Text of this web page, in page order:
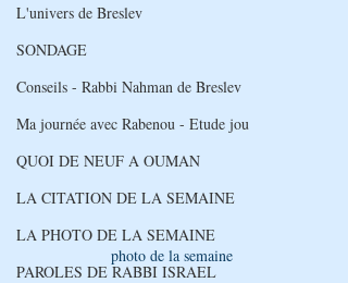
L'univers de Breslev
SONDAGE
Conseils - Rabbi Nahman de Breslev
Ma journée avec Rabenou - Etude jou
QUOI DE NEUF A OUMAN
LA CITATION DE LA SEMAINE
LA PHOTO DE LA SEMAINE
PAROLES DE RABBI ISRAEL
photo de la semaine